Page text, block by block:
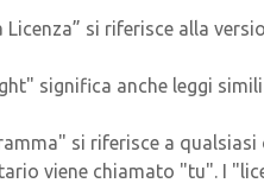
Licenza” si riferisce alla
significa anche leggi
si riferisce a qualsiasi
viene chiamato "tu". I